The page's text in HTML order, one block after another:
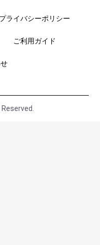
プライバシーポリシー
ご利用ガイド